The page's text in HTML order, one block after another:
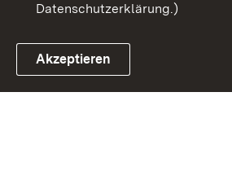
Datenschutzerklärung.)
Akzeptieren